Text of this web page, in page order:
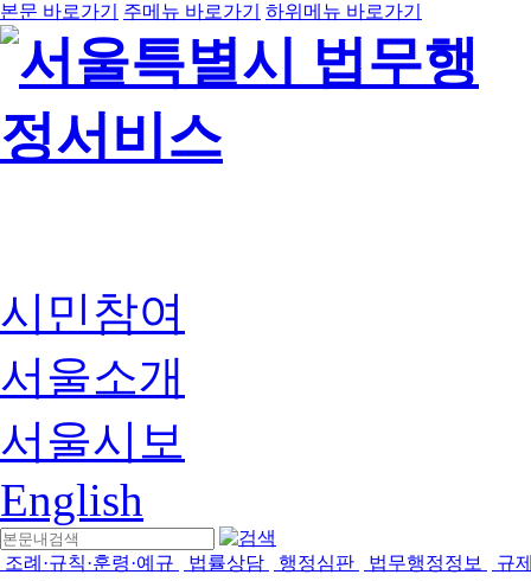
본문 바로가기 주메뉴 바로가기 하위메뉴 바로가기
시민참여
서울소개
서울시보
English
조례·규칙·훈령·예규 법률상담 행정심판 법무행정정보 규